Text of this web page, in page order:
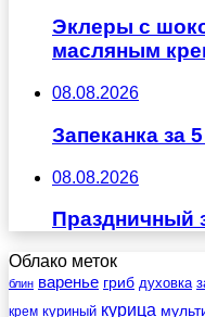
Эклеры с
масляным
08.08.2026
Запеканка за
08.08.2026
Праздничный
Облако меток
блин варенье гриб духовка
крем куриный курица